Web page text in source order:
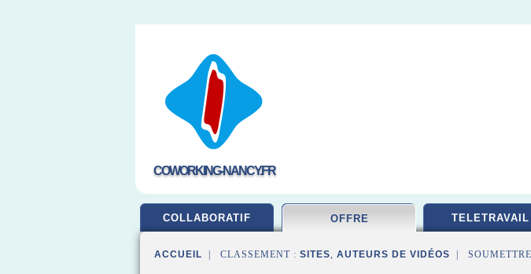
COWORKING-NANCY.FR
COLLABORATIF OFFRE TELETRAVAIL
ACCUEIL | CLASSEMENT : SITES, AUTEURS DE VIDÉOS |